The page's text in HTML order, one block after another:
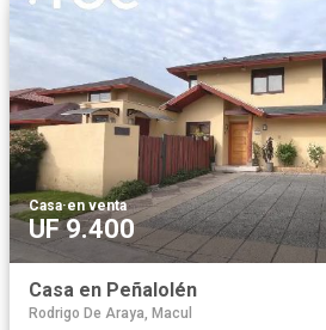
Casa·en venta
UF 9.400
Casa en Peñalolén
Rodrigo De Araya, Macul